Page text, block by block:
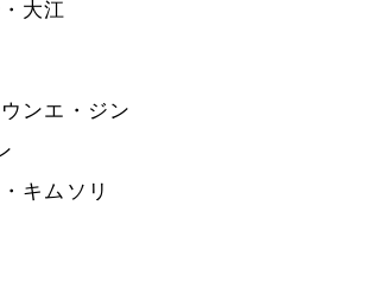
大江
ンエ・ジン
キムソリ